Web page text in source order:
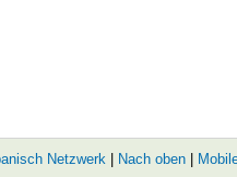
Netzwerk| Nach oben|